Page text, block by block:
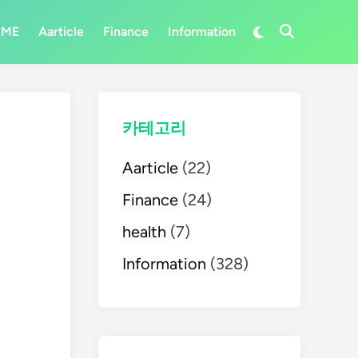
Aarticle Finance Information
Switch
Open
카테고리
Aarticle (22)
Finance (24)
health (7)
Information (328)